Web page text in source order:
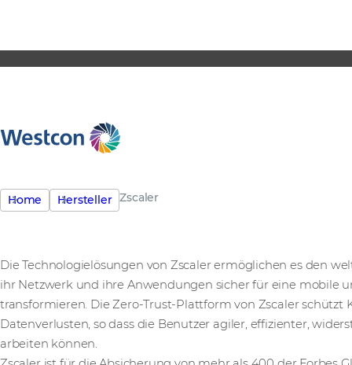
Home Hersteller Zscaler
Die Technologielösungen von Zscalerermöglichen es den
ihr Netzwerk und ihre Anwendungen sicher für eine mobile
transformieren. Die Zero-Trust-Plattform von Zscaler schützt
Datenverlusten, so dass die Benutzer agiler, effizienter,
arbeiten können.